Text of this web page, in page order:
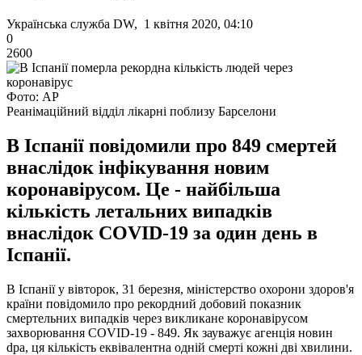
Українська служба DW, 1 квітня 2020, 04:10
0
2600
Фото: АР
Реанімаційний відділ лікарні поблизу Барселони
В Іспанії повідомили про 849 смертей
внаслідок інфікування новим
коронавірусом. Це - найбільша
кількість летальних випадків
внаслідок COVID-19 за один день в
Іспанії.
В Іспанії у вівторок, 31 березня, міністерство охорони здоров'я
країни повідомило про рекордний добовий показник
смертельних випадків через викликане коронавірусом
захворювання COVID-19 - 849. Як зауважує агенція новин
dpa, ця кількість еквівалентна одній смерті кожні дві хвилини.